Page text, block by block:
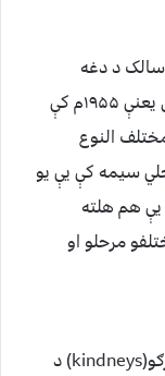
سالک د دغه
انستیتوټ د جوړولو څخه څلور کاله وړاندې یعنې ۱۹۵۵م کې
څخه تر ۴۰۰۰ پورې مختلف النوع
سیمه کې یې یو
یې هم هلته
مرحلو او
په همدغو تجربو کې یې د بیزوګانو د پښتورګو(kindneys) د